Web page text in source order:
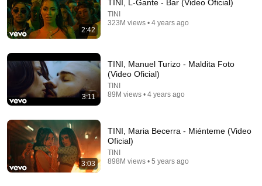
El amanecer se llevó tu amor
Dany Flores
2:42
TINI, L-Gante - Bar (Video Oficial)
TINI
323M views • 4 years ago
3:11
TINI, Manuel Turizo - Maldita Foto
(Video Oficial)
TINI
89M views • 4 years ago
3:03
TINI, Maria Becerra - Miénteme (Video
Oficial)
TINI
898M views • 5 years ago